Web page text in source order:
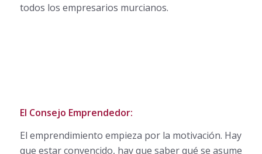
todos los empresarios murcianos.
El Consejo Emprendedor:
El emprendimiento empieza por la motivación. Hay
que estar convencido, hay que saber qué se asume